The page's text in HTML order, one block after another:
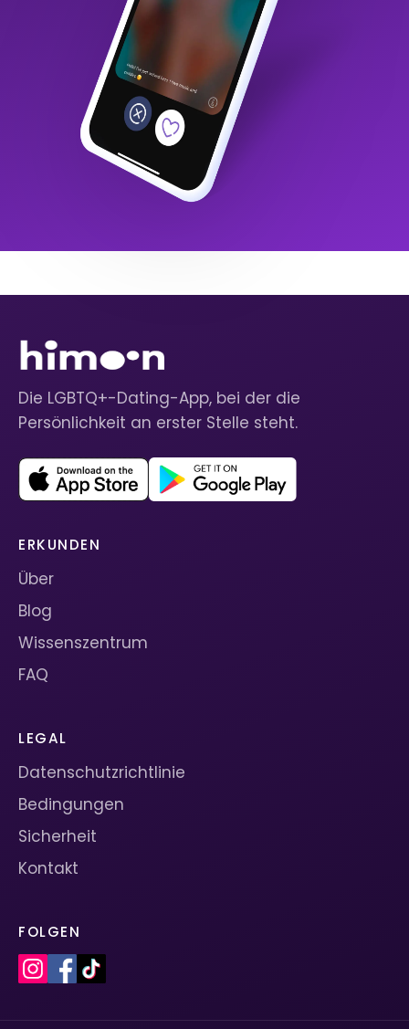
Die LGBTQ+-Dating-App, bei der die
Persönlichkeit an erster Stelle steht.
ERKUNDEN
Über
Blog
Wissenszentrum
FAQ
LEGAL
Datenschutzrichtlinie
Bedingungen
Sicherheit
Kontakt
FOLGEN